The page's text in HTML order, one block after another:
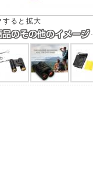
すると拡大